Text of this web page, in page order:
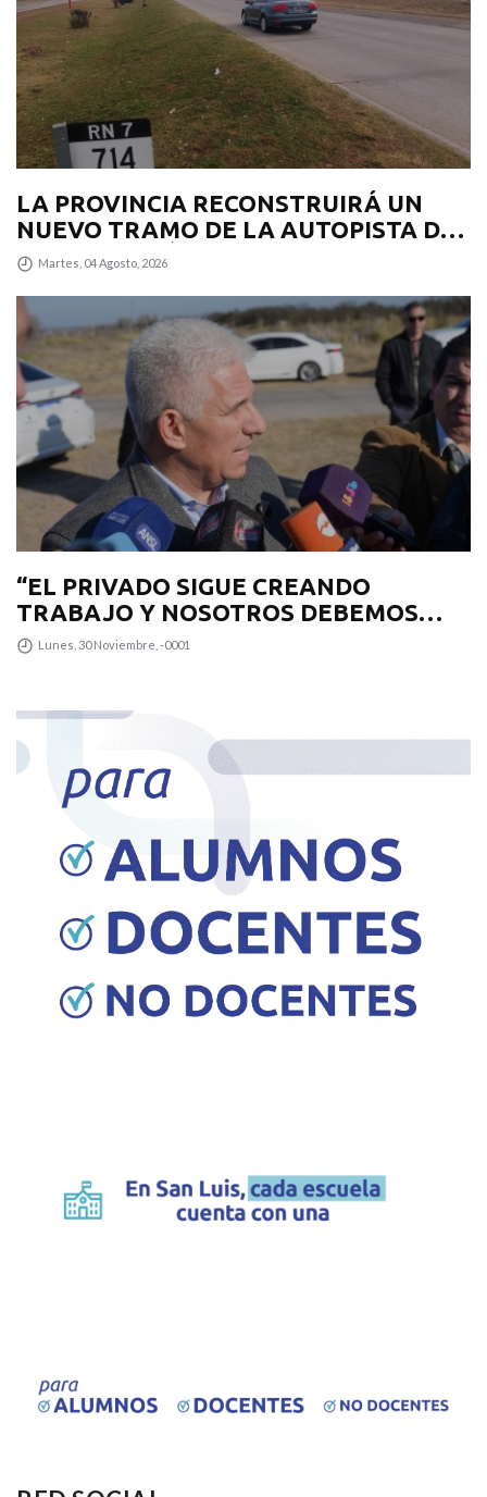
LA PROVINCIA RECONSTRUIRÁ UN
NUEVO TRAMO DE LA AUTOPISTA DE
LAS SERRANÍAS PUNTANAS
Martes, 04 Agosto, 2026
“EL PRIVADO SIGUE CREANDO
TRABAJO Y NOSOTROS DEBEMOS
TENER LA INFRAESTRUCTURA VIAL
Lunes, 30 Noviembre, -0001